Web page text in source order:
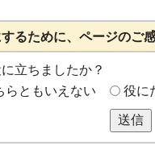
るために、ページのご
立ちましたか？
らともいえない 役に
送信